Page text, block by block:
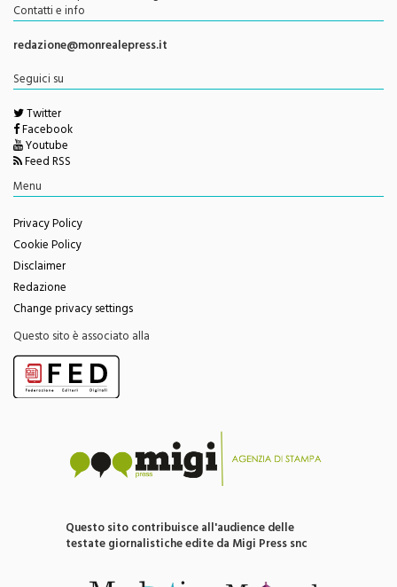
redazione@monrealepress.it
Twitter
Facebook
Youtube
Feed RSS
Menu
Privacy Policy
Cookie Policy
Disclaimer
Redazione
Change privacy settings
Questo sito è associato alla
testate giornalistiche edite da Migi Press snc